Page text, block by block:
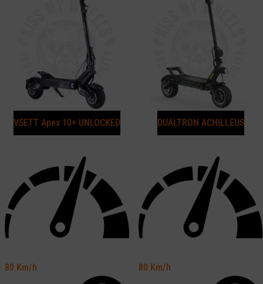
VSETT Apex 10+ UNLOCKED
80 Km/h
DUALTRON ACHILLEUS
80 Km/h